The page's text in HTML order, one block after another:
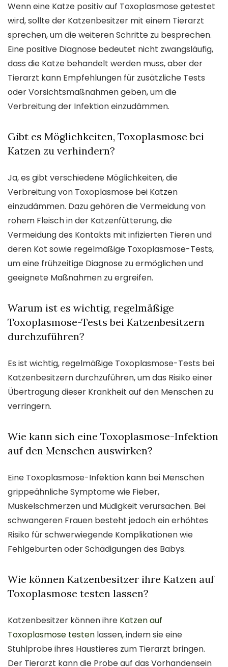
Wenn eine Katze positiv auf Toxoplasmose getestet
wird, sollte der Katzenbesitzer mit einem Tierarzt
sprechen, um die weiteren Schritte zu besprechen.
Eine positive Diagnose bedeutet nicht zwangsläufig,
dass die Katze behandelt werden muss, aber der
Tierarzt kann Empfehlungen für zusätzliche Tests
oder Vorsichtsmaßnahmen geben, um die
Verbreitung der Infektion einzudämmen.
Gibt es Möglichkeiten, Toxoplasmose bei
Katzen zu verhindern?
Ja, es gibt verschiedene Möglichkeiten, die
Verbreitung von Toxoplasmose bei Katzen
einzudämmen. Dazu gehören die Vermeidung von
rohem Fleisch in der Katzenfütterung, die
Vermeidung des Kontakts mit infizierten Tieren und
deren Kot sowie regelmäßige Toxoplasmose-Tests,
um eine frühzeitige Diagnose zu ermöglichen und
geeignete Maßnahmen zu ergreifen.
Warum ist es wichtig, regelmäßige
Toxoplasmose-Tests bei Katzenbesitzern
durchzuführen?
Es ist wichtig, regelmäßige Toxoplasmose-Tests bei
Katzenbesitzern durchzuführen, um das Risiko einer
Übertragung dieser Krankheit auf den Menschen zu
verringern.
Wie kann sich eine Toxoplasmose-Infektion
auf den Menschen auswirken?
Eine Toxoplasmose-Infektion kann bei Menschen
grippeähnliche Symptome wie Fieber,
Muskelschmerzen und Müdigkeit verursachen. Bei
schwangeren Frauen besteht jedoch ein erhöhtes
Risiko für schwerwiegende Komplikationen wie
Fehlgeburten oder Schädigungen des Babys.
Wie können Katzenbesitzer ihre Katzen auf
Toxoplasmose testen lassen?
Katzenbesitzer können ihre Katzen auf
Toxoplasmose testen lassen, indem sie eine
Stuhlprobe ihres Haustieres zum Tierarzt bringen.
Der Tierarzt kann die Probe auf das Vorhandensein